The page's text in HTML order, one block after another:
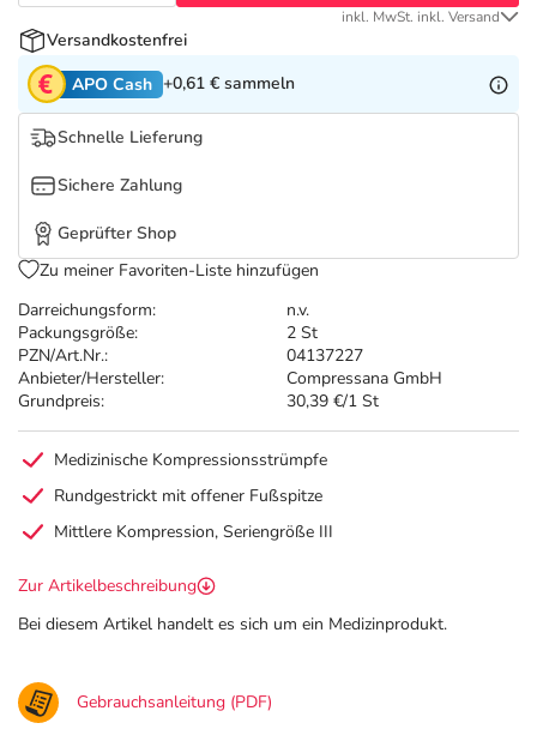
Tierapotheke
Vitamine & Mineralstoffe
Salus Deals
Darreichungsform:
n.v.
Packungsgröße:
2 St
PZN/Art.Nr.:
04137227
Anbieter/Hersteller:
Compressana GmbH
Grundpreis:
30,39 €/1 St
inkl. MwSt. inkl. Versand
Versandkostenfrei
APO Cash +0,61 € sammeln
Schnelle Lieferung
Sichere Zahlung
Geprüfter Shop
Zu meiner Favoriten-Liste hinzufügen
Medizinische Kompressionsstrümpfe
Rundgestrickt mit offener Fußspitze
Mittlere Kompression, Seriengröße III
Zur Artikelbeschreibung
Bei diesem Artikel handelt es sich um ein Medizinprodukt.
Gebrauchsanleitung (PDF)